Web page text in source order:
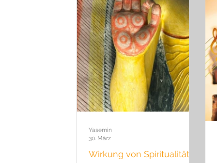
Selbstverwirklichung
Hydrotherapie Eisbaden
Wirkung von Spiritualität
Yasemin
30. März